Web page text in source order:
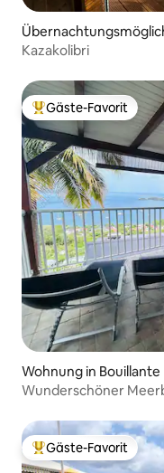
Kazakolibri
Beliebter Gäste-
Gäste-Favorit
Wohnung in Bouillante
Wunderschöner
Beliebter Gäste-
Gäste-Favorit